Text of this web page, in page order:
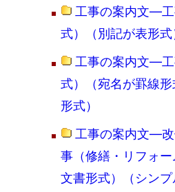
工事の案内文―
式）（別記が表形式
工事の案内文―
式）（宛名が罫線
形式）
工事の案内文―
事（修繕・リフォ
文書形式）（シンプ